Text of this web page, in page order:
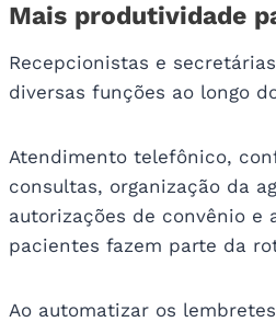
Mais produtividade
Recepcionistas e
diversas funções ao longo
Atendimento telefônico,
consultas, organização da
autorizações de convênio e
pacientes fazem parte da
Ao automatizar os